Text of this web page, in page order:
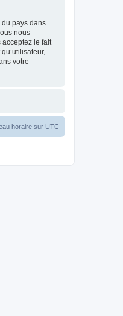
pays dans
nous
acceptez le fait
votre
horaire sur UTC